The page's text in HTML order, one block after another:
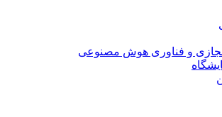
مجازی و فناوری هوش مصنوعی